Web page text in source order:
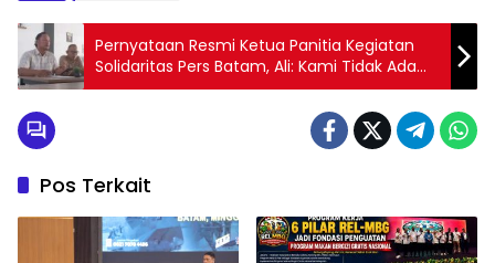
Pernyataan Resmi Ketua Panitia Kegiatan
Solidaritas Pers Batam, Ali: Kami Tidak Ada
Niat Menjebak
Pos Terkait